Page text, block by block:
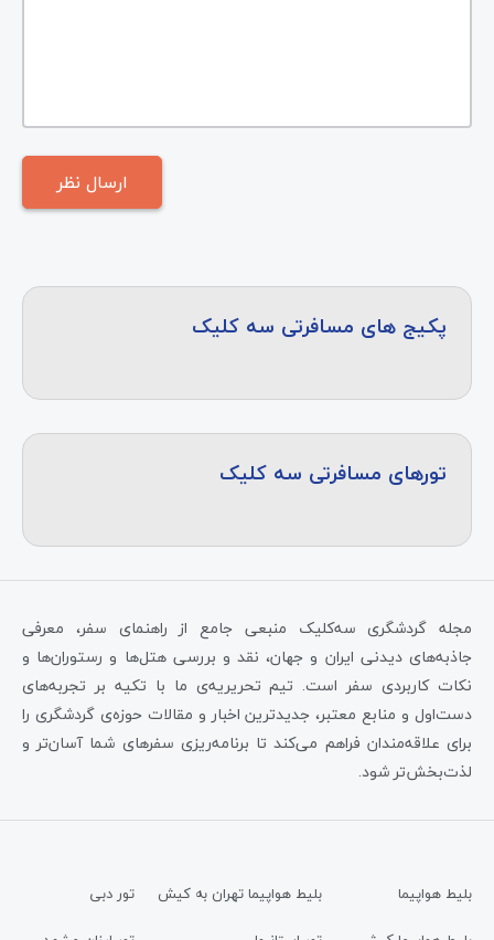
پکیج های مسافرتی سه کلیک
تورهای مسافرتی سه کلیک
مجله گردشگری سه‌کلیک منبعی جامع از راهنمای سفر، معرفی
جاذبه‌های دیدنی ایران و جهان، نقد و بررسی هتل‌ها و رستوران‌ها و
نکات کاربردی سفر است. تیم تحریریه‌ی ما با تکیه بر تجربه‌های
دست‌اول و منابع معتبر، جدیدترین اخبار و مقالات حوزه‌ی گردشگری را
برای علاقه‌مندان فراهم می‌کند تا برنامه‌ریزی سفرهای شما آسان‌تر و
لذت‌بخش‌تر شود.
بلیط هواپیما
بلیط هواپیما تهران به کیش
تور دبی